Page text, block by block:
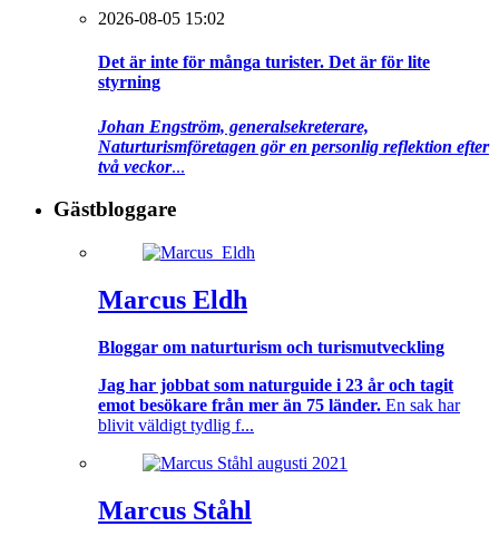
2026-08-05 15:02
Det är inte för många turister. Det är för lite
styrning
Johan Engström, generalsekreterare,
Naturturismföretagen gör en personlig reflektion efter
två veckor...
Gästbloggare
Marcus Eldh
Bloggar om naturturism och turismutveckling
Jag har jobbat som naturguide i 23 år och tagit
emot besökare från mer än 75 länder. En sak har
blivit väldigt tydlig f...
Marcus Ståhl